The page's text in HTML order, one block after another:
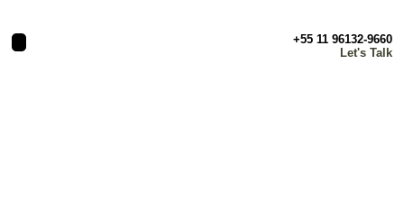
+55 11 96132-9660
Let's Talk